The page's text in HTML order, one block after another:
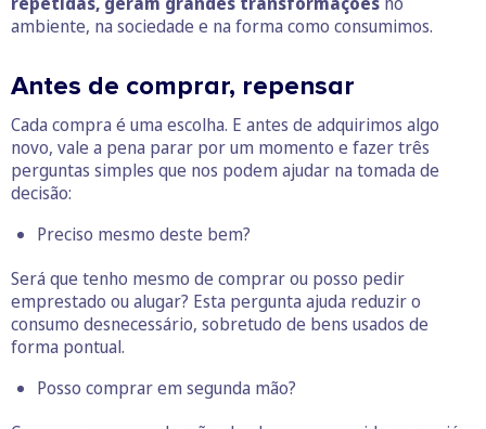
ambiente, na sociedade e na forma como consumimos.
Antes de comprar, repensar
Cada compra é uma escolha. E antes de adquirimos algo
novo, vale a pena parar por um momento e fazer três
perguntas simples que nos podem ajudar na tomada de
decisão:
Preciso mesmo deste bem?
Será que tenho mesmo de comprar ou posso pedir
emprestado ou alugar? Esta pergunta ajuda reduzir o
consumo desnecessário, sobretudo de bens usados de
forma pontual.
Posso comprar em segunda mão?